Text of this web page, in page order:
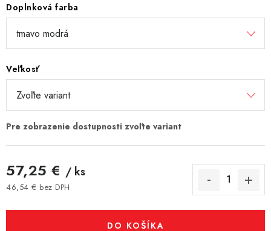
Doplnková farba
Veľkosť
57,25 € / ks
46,54 € bez DPH
DO KOŠÍKA